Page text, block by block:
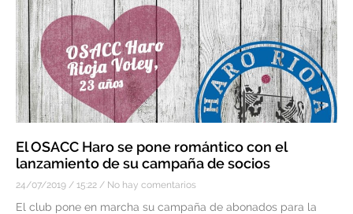
El OSACC Haro se pone romántico con el
lanzamiento de su campaña de socios
24/07/2019 15:22 No hay comentarios
El club pone en marcha su campaña de abonados para la